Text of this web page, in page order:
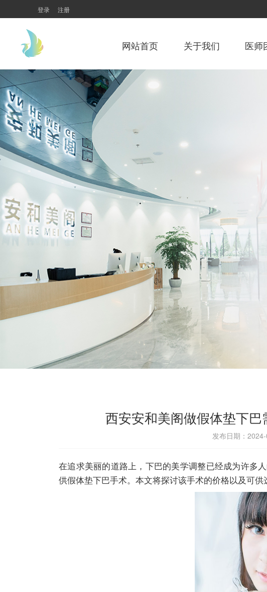
登录 注册
网站首页 关于我们 医师
西安安和美阁做假体垫下
发布日期：
在追求美丽的道路上，下巴的美学调整已经成为许多
供假体垫下巴手术。本文将探讨该手术的价格以及可